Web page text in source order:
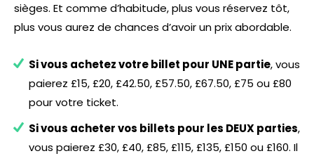
sièges. Et comme d’habitude, plus vous réservez tôt,
plus vous aurez de chances d’avoir un prix abordable.
Si vous achetez votre billet pour UNE partie, vous
paierez £15, £20, £42.50, £57.50, £67.50, £75 ou £80
pour votre ticket.
Si vous acheter vos billets pour les DEUX parties,
vous paierez £30, £40, £85, £115, £135, £150 ou £160. Il